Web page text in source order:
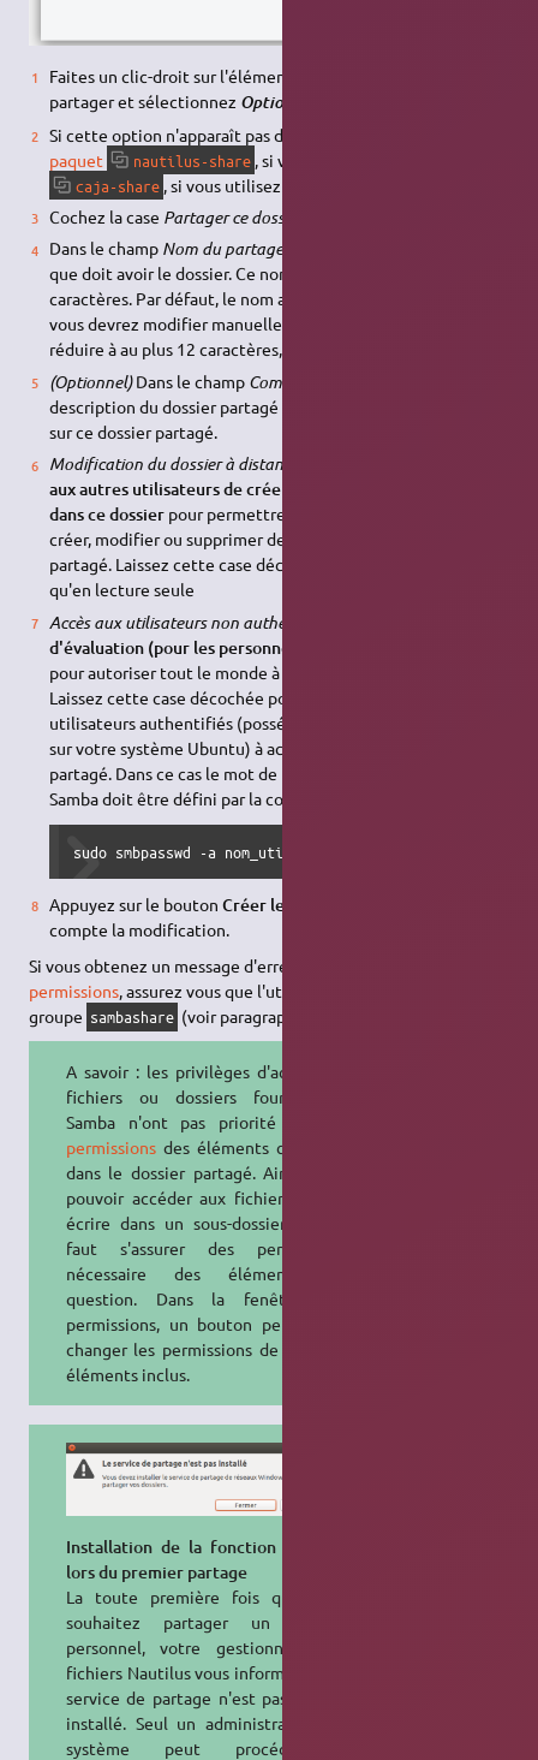
Faites un clic-droit sur l'élément que vous souhaitez
partager et sélectionnez Options de partage
Si cette option n'apparaît pas dans le menu,
paquet
nautilus-share , si vous utilisez
caja-share , si vous utilisez
Cochez la case Partager ce dossier
Dans le champ Nom du partage
que doit avoir le dossier. Ce nom ne peut excéder 12
caractères. Par défaut, le nom actuel du dossier est recopié ;
vous devrez modifier manuellement ce champ pour le
réduire à au plus 12 caractères, si besoin est.
(Optionnel)Dans le champ Commentaire
description du dossier partagé ou des limitations imposées
sur ce dossier partagé.
Modification du dossier à distance :
aux autres utilisateurs de créer et de supprimer des fichiers
dans ce dossierpour permettre aux autres utilisateurs de
créer, modifier ou supprimer des fichiers dans votre dossier
partagé. Laissez cette case décochée pour n'autoriser l'accès
qu'en lecture seule
Accès aux utilisateurs non authentifiés :
d'évaluation (pour les personnes sans compte utilisateur)
pour autoriser tout le monde à accéder au dossier partagé.
Laissez cette case décochée pour n'autoriser que les
utilisateurs authentifiés (possédant un compte d'utilisateur
sur votre système Ubuntu) à accéder au contenu du dossier
partagé. Dans ce cas le mot de passe de l'utilisateur pour
Samba doit être défini par la commande:
sudo smbpasswd -a nom_utilisateur
Appuyez sur le bouton Créer le partage
compte la modification.
Si vous obtenez un message d'erreur relatif à un problème de
permissions, assurez vous que l'utilisateur appartienne bien au
groupe sambashare (voir paragraphe ci-dessus).
A savoir : les privilèges d'accès aux
fichiers ou dossiers fournis par
Samba n'ont pas priorité sur les
permissionsdes éléments contenus
dans le dossier partagé. Ainsi, pour
pouvoir accéder aux fichiers inclus,
écrire dans un sous-dossier, etc, il
faut s'assurer des permissions
nécessaire des éléments en
question. Dans la fenêtre des
permissions, un bouton permet de
changer les permissions de tous les
éléments inclus.
Installation de la fonction serveur,
lors du premier partage
La toute première fois que vous
souhaitez partager un dossier
personnel, votre gestionnaire de
fichiers Nautilus vous informe que le
service de partage n'est pas encore
installé. Seul un administrateur du
système peut procéder à